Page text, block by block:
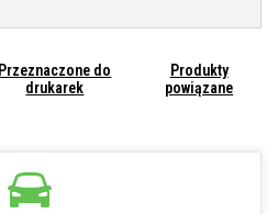
Przeznaczone do
drukarek
Produkty
powiązane